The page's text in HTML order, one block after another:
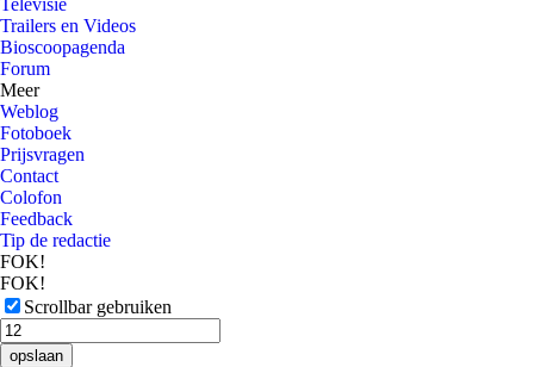
Televisie
Trailers en Videos
Bioscoopagenda
Forum
Meer
Weblog
Fotoboek
Prijsvragen
Contact
Colofon
Feedback
Tip de redactie
FOK!
FOK!
Scrollbar gebruiken
opslaan